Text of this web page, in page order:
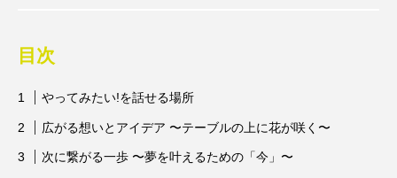
目次
やってみたい!を話せる場所
広がる想いとアイデア 〜テーブルの上に花が咲く〜
次に繋がる一歩 〜夢を叶えるための「今」〜